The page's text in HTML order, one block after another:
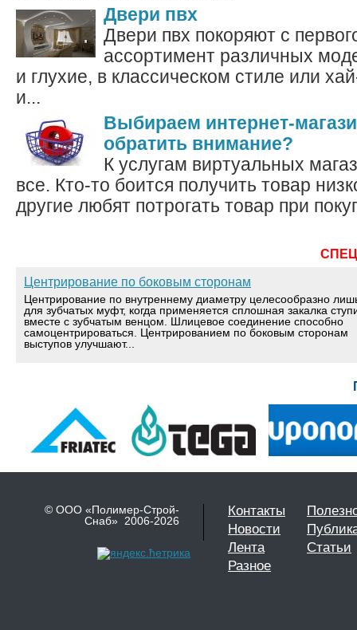
Двери пвх
Двери пвх покоряют с
ассортимент различных
и глухие, в классическом стиле или
и...
Выбираем интернет-
обратить внимание?
К услугам виртуальных
все. Кто-то боится получить товар
другие любят потрогать товар при
Центрирование по боковым сторонам
Центрирование по внутреннему диаметру целесообразно
для зубчатых муфт, когда применяется сплошная закалка
вместе с зубчатым венцом. Шлицевое соединение способно
самоцентрироваться. Центрированием по боковым сторонам
выступов улучшают...
© ООО «Полимер-Строй-
Снаб» 2006-2026
Контакты
Новости
Лента
Статьи
Разное